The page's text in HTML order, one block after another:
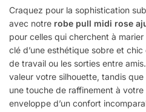
Craquez pour la sophistication
avec notre robe pull midi rose
pour celles qui cherchent à
clé d’une esthétique sobre et
de travail ou les sorties entre
valeur votre silhouette, tandis que
une touche de raffinement à
enveloppe d’un confort